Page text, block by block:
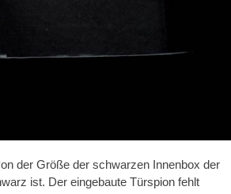
der Größe der schwarzen Innenbox der
ist. Der eingebaute Türspion fehlt